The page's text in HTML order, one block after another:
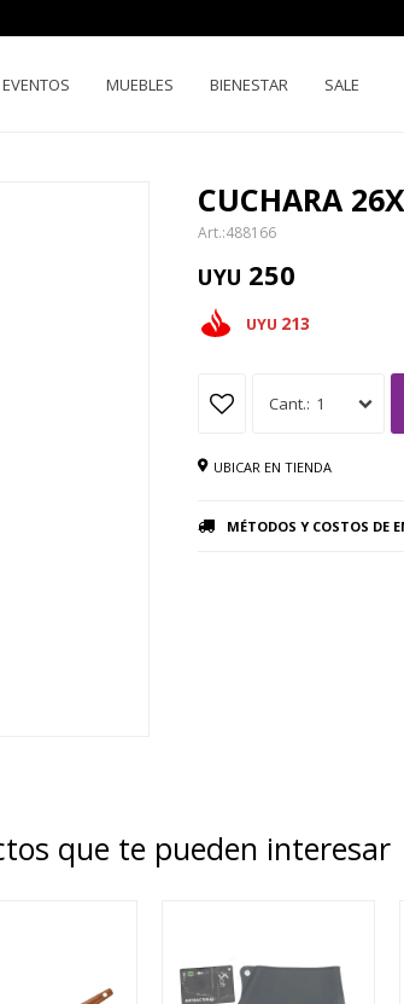
EVENTOS MUEBLES BIENESTAR SALE
CUCHARA
488166
UYU 250
UYU 213
1
UBICAR EN TIENDA
MÉTODOS Y COSTOS DE
que te pueden interesar